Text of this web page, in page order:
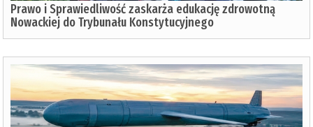
Prawo i Sprawiedliwość zaskarża edukację zdrowotną
Nowackiej do Trybunału Konstytucyjnego